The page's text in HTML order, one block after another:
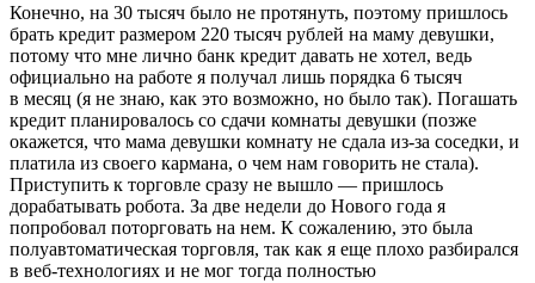
Конечно, на 30 тысяч было не протянуть, поэтому пришлось
брать кредит размером 220 тысяч рублей на маму девушки,
потому что мне лично банк кредит давать не хотел, ведь
официально на работе я получал лишь порядка 6 тысяч
в месяц (я не знаю, как это возможно, но было так). Погашать
кредит планировалось со сдачи комнаты девушки (позже
окажется, что мама девушки комнату не сдала из‑за соседки, и
платила из своего кармана, о чем нам говорить не стала).
Приступить к торговле сразу не вышло — пришлось
дорабатывать робота. За две недели до Нового года я
попробовал поторговать на нем. К сожалению, это была
полуавтоматическая торговля, так как я еще плохо разбирался
в веб‑технологиях и не мог тогда полностью